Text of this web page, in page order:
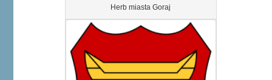
Herb miasta Goraj